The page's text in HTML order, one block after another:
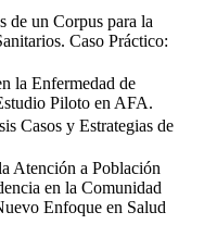
de un Corpus para la
Caso Práctico:
la Enfermedad de
Piloto en AFA.
Casos y Estrategias de
Atención a Población
en la Comunidad
Enfoque en Salud